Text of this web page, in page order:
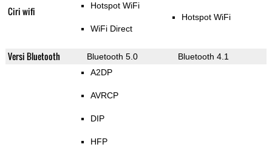
Ciri wifi Hotspot WiFi
WiFi Direct
Hotspot WiFi
Versi Bluetooth Bluetooth 5.0 Bluetooth 4.1
A2DP
AVRCP
DIP
HFP